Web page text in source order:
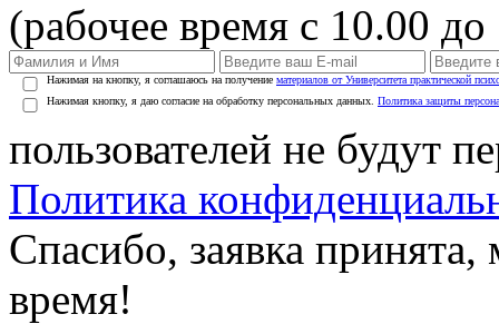
(рабочее время с 10.00
Нажимая на кнопку, я соглашаюсь на получение материалов от Университета практической
Нажимая кнопку, я даю согласие на обработку персональных данных. Политика защиты
пользователей не будут
Политика
Спасибо, заявка
время!